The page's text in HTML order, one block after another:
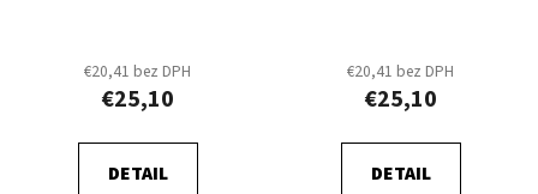
€20,41 bez DPH
€25,10
DETAIL
€20,41 bez DPH
€25,10
DETAIL